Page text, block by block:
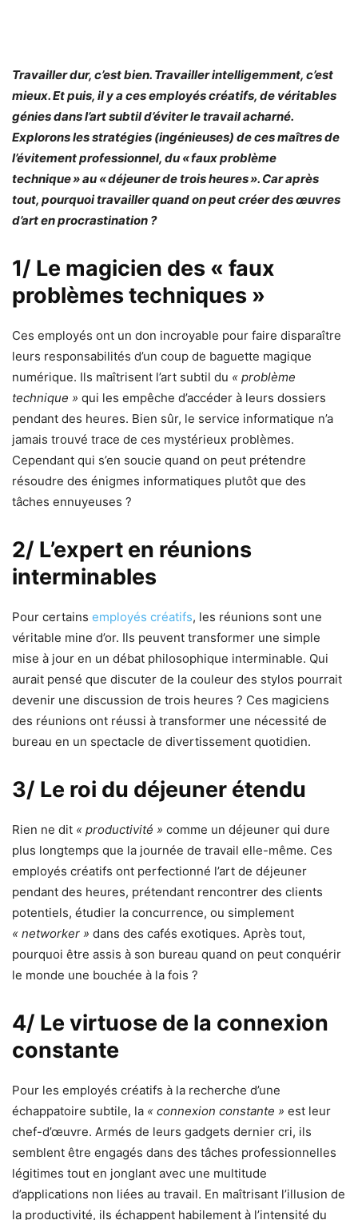
Travailler dur, c’est bien. Travailler intelligemment, c’est
mieux. Et puis, il y a ces employés créatifs, de véritables
génies dans l’art subtil d’éviter le travail acharné.
Explorons les stratégies (ingénieuses) de ces maîtres de
l’évitement professionnel, du « faux problème
technique » au « déjeuner de trois heures ». Car après
tout, pourquoi travailler quand on peut créer des œuvres
d’art en procrastination ?
1/ Le magicien des « faux
problèmes techniques »
Ces employés ont un don incroyable pour faire disparaître
leurs responsabilités d’un coup de baguette magique
numérique. Ils maîtrisent l’art subtil du « problème
technique » qui les empêche d’accéder à leurs dossiers
pendant des heures. Bien sûr, le service informatique n’a
jamais trouvé trace de ces mystérieux problèmes.
Cependant qui s’en soucie quand on peut prétendre
résoudre des énigmes informatiques plutôt que des
tâches ennuyeuses ?
2/ L’expert en réunions
interminables
Pour certains employés créatifs, les réunions sont une
véritable mine d’or. Ils peuvent transformer une simple
mise à jour en un débat philosophique interminable. Qui
aurait pensé que discuter de la couleur des stylos pourrait
devenir une discussion de trois heures ? Ces magiciens
des réunions ont réussi à transformer une nécessité de
bureau en un spectacle de divertissement quotidien.
3/ Le roi du déjeuner étendu
Rien ne dit « productivité » comme un déjeuner qui dure
plus longtemps que la journée de travail elle-même. Ces
employés créatifs ont perfectionné l’art de déjeuner
pendant des heures, prétendant rencontrer des clients
potentiels, étudier la concurrence, ou simplement
« networker » dans des cafés exotiques. Après tout,
pourquoi être assis à son bureau quand on peut conquérir
le monde une bouchée à la fois ?
4/ Le virtuose de la connexion
constante
Pour les employés créatifs à la recherche d’une
échappatoire subtile, la « connexion constante » est leur
chef-d’œuvre. Armés de leurs gadgets dernier cri, ils
semblent être engagés dans des tâches professionnelles
légitimes tout en jonglant avec une multitude
d’applications non liées au travail. En maîtrisant l’illusion de
la productivité, ils échappent habilement à l’intensité du